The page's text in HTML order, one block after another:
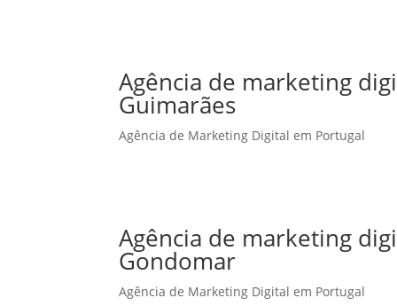
Agência de marketing
Guimarães
Agência de Marketing Digital em Portugal
Agência de marketing
Gondomar
Agência de Marketing Digital em Portugal